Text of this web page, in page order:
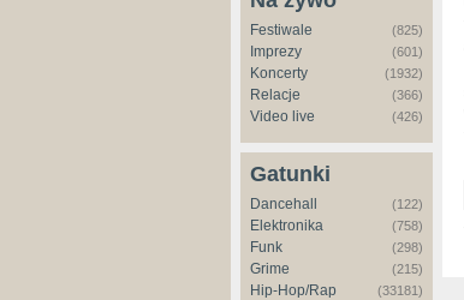
Festiwale (825)
Imprezy (601)
Koncerty (1932)
Relacje (366)
Video live (426)
Gatunki
Dancehall (122)
Elektronika (758)
Funk (298)
Grime (215)
Hip-Hop/Rap (33181)